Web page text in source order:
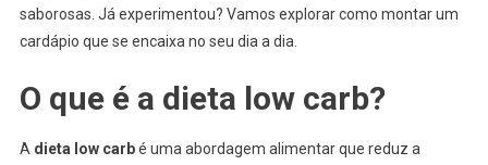
saborosas. Já experimentou? Vamos explorar como montar um
cardápio que se encaixa no seu dia a dia.
O que é a dieta low carb?
A dieta low carbé uma abordagem alimentar que reduz a